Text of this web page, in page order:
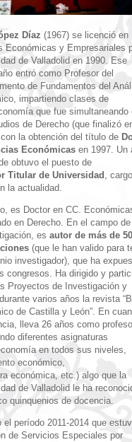
Díaz (1967) se licenció en
Económicas y Empresariales
de Valladolid en 1990. Ese
entró como Profesor del
de Fundamentos del
impartiendo clases de
que fue simultaneando
de Derecho (que finalizó
la obtención del título de
Económicas en 1997. Un
obtuvo el puesto de
Titular de Universidad ,
la actualidad.
es Doctor en CC.
en Derecho. En el campo de
es autor de más de 50
(que le han valido para
investigador), que ha
congresos. Ha dirigido y
Proyectos de Investigación y
varios años la revista
de Castilla y León”. En
lleva 26 años como
diferentes asignaturas
en todos sus niveles,
económico,
económica, etc.) algo que la
de Valladolid le ha
quinquenios de docencia.
el período 2011-2014 que
de Servicios Especiales por